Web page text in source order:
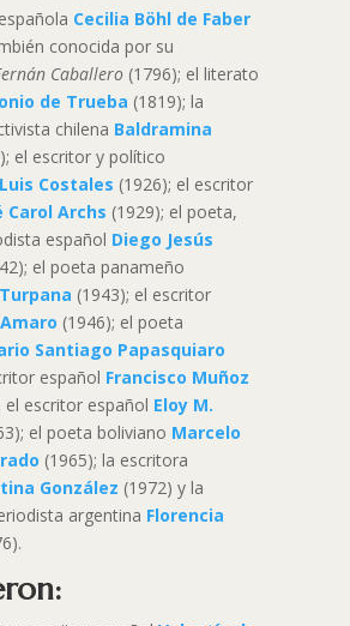
Cecilia Böhl de Faber
conocida por su
Caballero (1796); el literato
de Trueba (1819); la
chilena Baldramina
el escritor y político
Luis Costales (1926); el escritor
Carol Archs (1929); el poeta,
español Diego Jesús
el poeta panameño
(1943); el escritor
(1946); el poeta
Santiago Papasquiaro
español Francisco Muñoz
escritor español Eloy M.
el poeta boliviano Marcelo
(1965); la escritora
González (1972) y la
argentina Florencia